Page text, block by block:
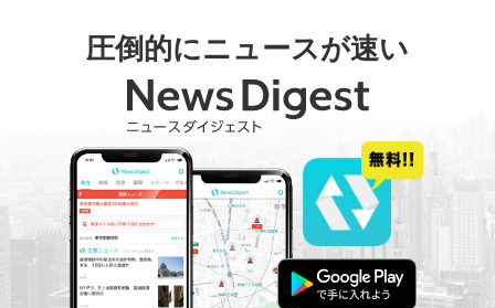
圧倒的にニュースが速い